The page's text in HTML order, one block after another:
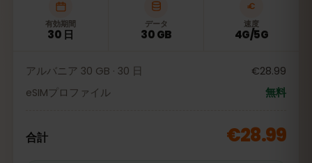
有効期間
30 日
データ
30 GB
速度
4G/5G
アルバニア 30 GB · 30 日
€28.99
eSIMプロファイル
無料
合計 €28.99